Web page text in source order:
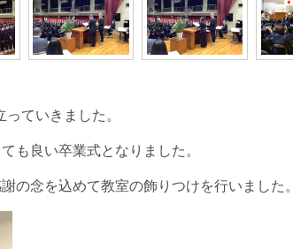
ていきました。
も良い卒業式となりました。
の念を込めて教室の飾りつけを行いました。